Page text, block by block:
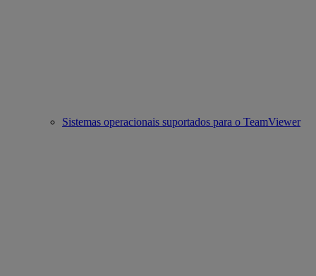
Sistemas operacionais suportados para o TeamViewer